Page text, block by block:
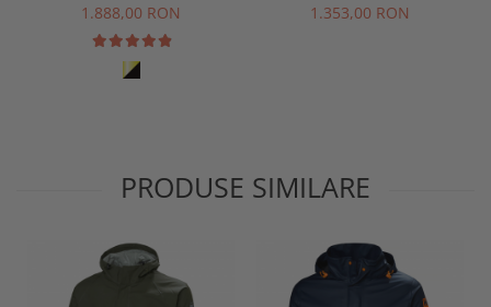
Winter Jacket CL3
1.888,00 RON
Winter CL2, galben/negru, L
1.353,00 RON
PRODUSE SIMILARE